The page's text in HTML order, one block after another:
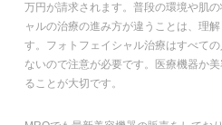
万円が請求されます。普段の環境や肌
ャルの治療の進み方が違うことは、理
す。フォトフェイシャル治療はすべて
ないので注意が必要です。医療機器か
ることが大切です。